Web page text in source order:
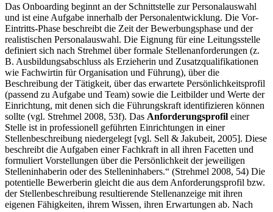
Das Onboarding beginnt an der Schnittstelle zur Personalauswahl
und ist eine Aufgabe innerhalb der Personalentwicklung. Die Vor-
Eintritts-Phase beschreibt die Zeit der Bewerbungsphase und der
realistischen Personalauswahl. Die Eignung für eine Leitungsstelle
definiert sich nach Strehmel über formale Stellenanforderungen (z.
B. Ausbildungsabschluss als Erzieherin und Zusatzqualifikationen
wie Fachwirtin für Organisation und Führung), über die
Beschreibung der Tätigkeit, über das erwartete Persönlichkeitsprofil
(passend zu Aufgabe und Team) sowie die Leitbilder und Werte der
Einrichtung, mit denen sich die Führungskraft identifizieren können
sollte (vgl. Strehmel 2008, 53f). Das Anforderungsprofil einer
Stelle ist in professionell geführten Einrichtungen in einer
Stellenbeschreibung niedergelegt [vgl. Sell & Jakubeit, 2005]. Diese
beschreibt die Aufgaben einer Fachkraft in all ihren Facetten und
formuliert Vorstellungen über die Persönlichkeit der jeweiligen
Stelleninhaberin oder des Stelleninhabers.“ (Strehmel 2008, 54) Die
potentielle Bewerberin gleicht die aus dem Anforderungsprofil bzw.
der Stellenbeschreibung resultierende Stellenanzeige mit ihren
eigenen Fähigkeiten, ihrem Wissen, ihren Erwartungen ab. Nach